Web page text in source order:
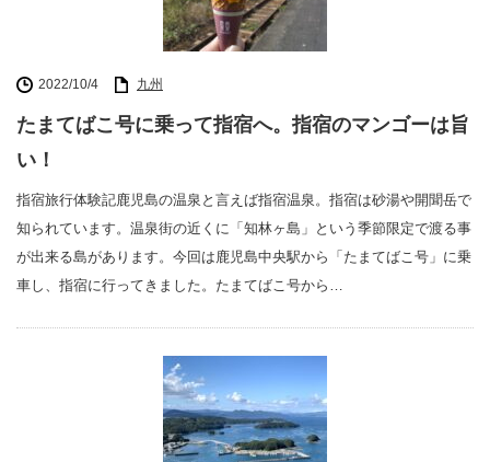
2022/10/4 九州
たまてばこ号に乗って指宿へ。指宿のマンゴーは旨
い！
指宿旅行体験記鹿児島の温泉と言えば指宿温泉。指宿は砂湯や開聞岳で
知られています。温泉街の近くに「知林ヶ島」という季節限定で渡る事
が出来る島があります。今回は鹿児島中央駅から「たまてばこ号」に乗
車し、指宿に行ってきました。たまてばこ号から…